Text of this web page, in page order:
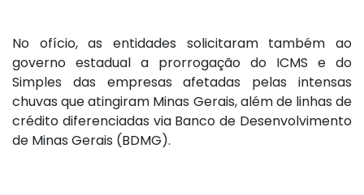
No ofício, as entidades solicitaram também ao
governo estadual a prorrogação do ICMS e do
Simples das empresas afetadas pelas intensas
chuvas que atingiram Minas Gerais, além de linhas de
crédito diferenciadas via Banco de Desenvolvimento
de Minas Gerais (BDMG).